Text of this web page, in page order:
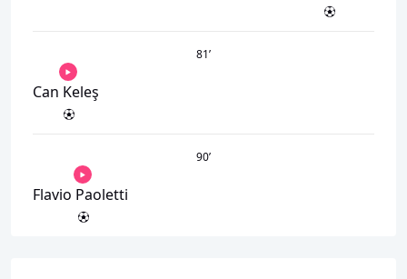
81’
Can Keleş
90’
Flavio Paoletti